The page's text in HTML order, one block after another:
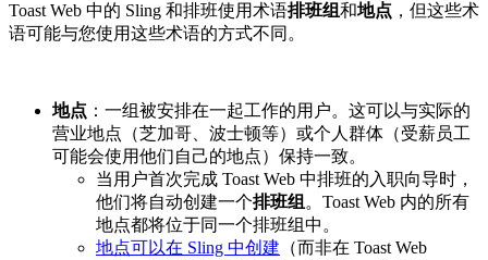
Toast Web 中的 Sling 和排班使用术语排班组和地点 ，但这些术
语可能与您使用这些术语的方式不同。
地点 ：一组被安排在一起工作的用户。这可以与实际的
营业地点（芝加哥、波士顿等）或个人群体（受薪员工
可能会使用他们自己的地点）保持一致。
当用户首次完成 Toast Web 中排班的入职向导时，
他们将自动创建一个排班组 。Toast Web 内的所有
地点都将位于同一个排班组中。
地点可以在 Sling 中创建 （而非在 Toast Web